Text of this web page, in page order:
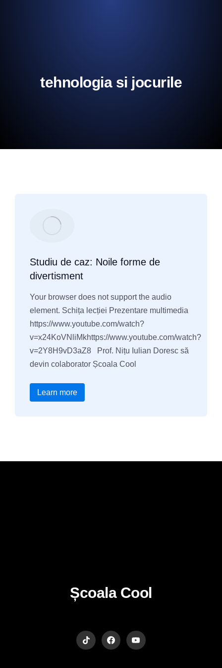
tehnologia si jocurile
Studiu de caz: Noile forme de
divertisment
Your browser does not support the audio
element. Schița lecției Prezentare multimedia
https://www.youtube.com/watch?
v=x24KoVNliMkhttps://www.youtube.com/watch?
v=2Y8H9vD3aZ8 Prof. Nițu Iulian Doresc să
devin colaborator Școala Cool
Learn more
Școala Cool